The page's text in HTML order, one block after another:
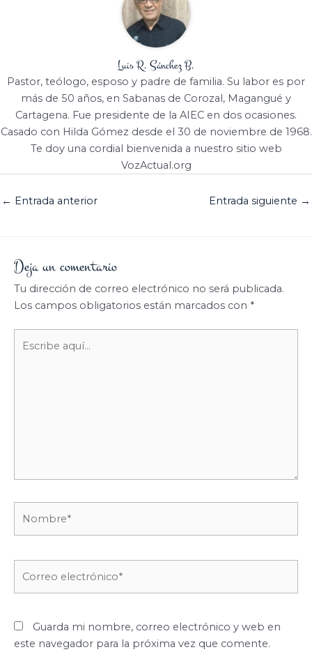
Luis R. Sánchez B.
Pastor, teólogo, esposo y padre de familia. Su labor es por
más de 50 años, en Sabanas de Corozal, Magangué y
Cartagena. Fue presidente de la AIEC en dos ocasiones.
Casado con Hilda Gómez desde el 30 de noviembre de 1968.
Te doy una cordial bienvenida a nuestro sitio web
VozActual.org
← Entrada anterior Entrada siguiente →
Deja un comentario
Tu dirección de correo electrónico no será publicada.
Los campos obligatorios están marcados con *
aquí...
Guarda mi nombre, correo electrónico y web en
este navegador para la próxima vez que comente.